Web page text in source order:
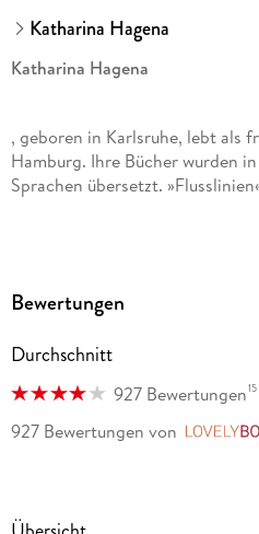
Katharina Hagena
Katharina Hagena
, geboren in Karlsruhe, lebt als
Hamburg. Ihre Bücher wurden
Sprachen übersetzt.
Bewertungen
Durchschnitt
927 Bewertungen15
927 Bewertungen von